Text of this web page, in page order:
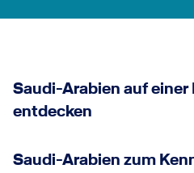
Saudi-Arabien auf einer
entdecken
Saudi-Arabien zum